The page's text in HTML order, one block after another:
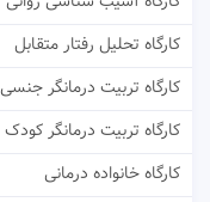
کارگاه تحلیل رفتار متقابل
کارگاه تربیت درمانگر جنسی
کارگاه تربیت درمانگر کودک
کارگاه خانواده درمانی